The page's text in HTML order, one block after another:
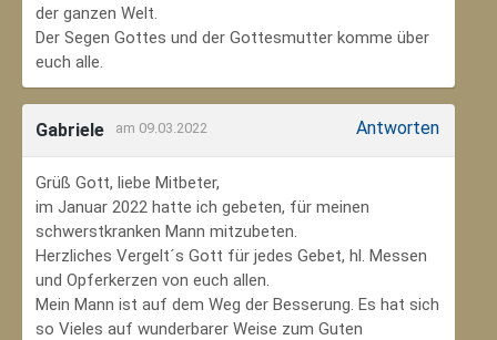
der ganzen Welt.
Der Segen Gottes und der Gottesmutter komme über
euch alle.
Gabriele am 09.03.2022 Antworten
Grüß Gott, liebe Mitbeter,
im Januar 2022 hatte ich gebeten, für meinen
schwerstkranken Mann mitzubeten.
Herzliches Vergelt´s Gott für jedes Gebet, hl. Messen
und Opferkerzen von euch allen.
Mein Mann ist auf dem Weg der Besserung. Es hat sich
so Vieles auf wunderbarer Weise zum Guten